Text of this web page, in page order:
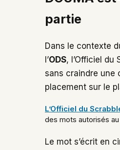
partie
Dans le contexte
l’ODS, l’Officiel
sans craindre une
placement sur le
L’Officiel du
des mots autorisés
Le mot s’écrit en